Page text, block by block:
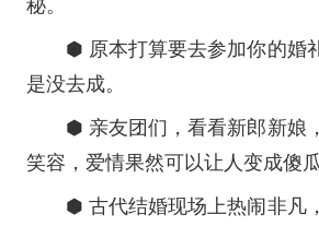
秘。
⬢ 原本打算要去参加你的婚
是没去成。
⬢ 亲友团们，看看新郎新娘
笑容，爱情果然可以让人变成傻
⬢ 古代结婚现场上热闹非凡